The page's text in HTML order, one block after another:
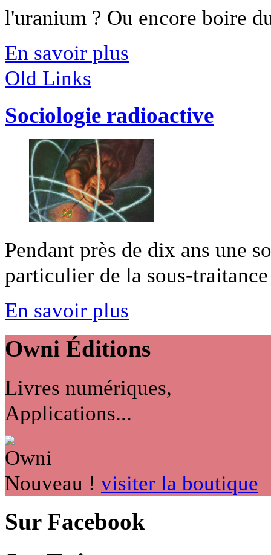
l'uranium ? Ou encore boire
En savoir plus
Old Links
Sociologie radioactive
Pendant près de dix ans une
particulier de la sous-
En savoir plus
Owni Éditions
Livres numériques,
Applications...
Nouveau ! visiter la boutique
Sur Facebook